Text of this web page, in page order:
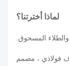
أخترتنا؟
المسحوق.
، مصمم